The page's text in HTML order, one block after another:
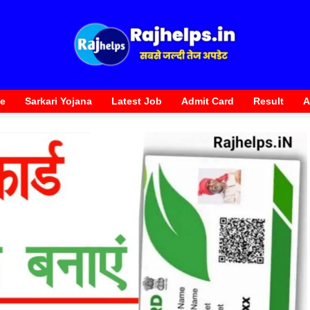
Sarkari Yojana Latest Job Admit Card Result